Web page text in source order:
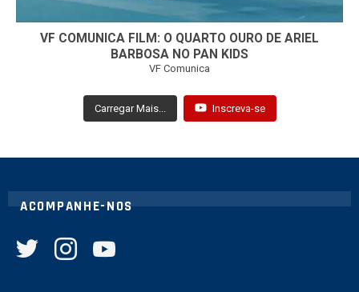
VF COMUNICA FILM: O QUARTO OURO DE ARIEL
BARBOSA NO PAN KIDS
VF Comunica
Carregar Mais... Inscreva-se
ACOMPANHE-NOS